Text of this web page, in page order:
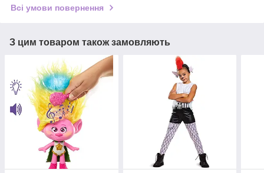
Всі умови повернення
З цим товаром також замовляють